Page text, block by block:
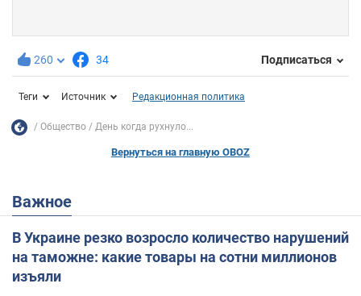
260 34 Подписаться
Теги Источник Редакционная политика
Общество День когда рухнуло...
Вернуться на главную OBOZ
Важное
В Украине резко возросло количество нарушений
на таможне: какие товары на сотни миллионов
изъяли